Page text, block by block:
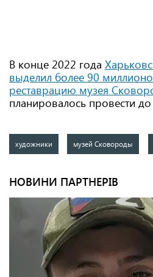
В конце 2022 года
выделил более 90
реставрацию музея
планировалось провести
художники музей Сковороды